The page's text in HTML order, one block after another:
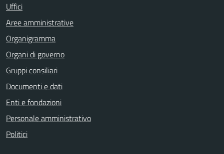
Uffici
Aree amministrative
Organigramma
Organi di governo
Gruppi consiliari
Documenti e dati
Enti e fondazioni
Personale amministrativo
Politici